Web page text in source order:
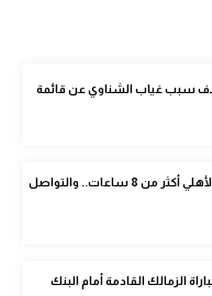
سبب غياب الشناوي عن قائمة
الخطيب: كنت أقضي في الأهلي أكثر من 8 ساعات.. والتواصل
الزمالك القادمة أمام البنك